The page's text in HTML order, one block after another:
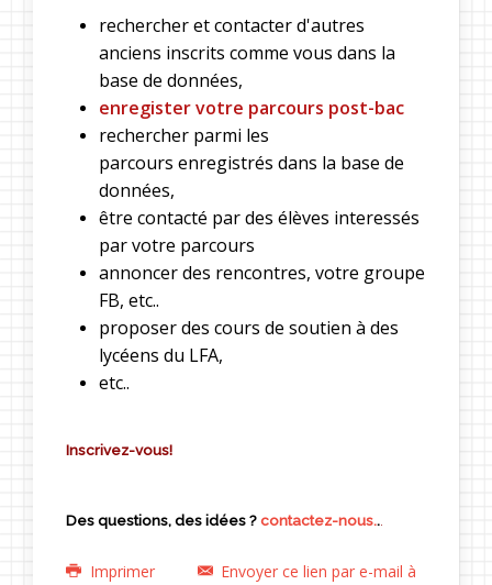
rechercher et contacter d'autres
anciens inscrits comme vous dans la
base de données,
enregister votre parcours post-bac
rechercher parmi les
parcours enregistrés dans la base de
données,
être contacté par des élèves interessés
par votre parcours
annoncer des rencontres, votre groupe
FB, etc..
proposer des cours de soutien à des
lycéens du LFA,
etc..
Inscrivez-vous!
Des questions, des idées ?contactez-nous..
Imprimer
Envoyer ce lien par e-mail à